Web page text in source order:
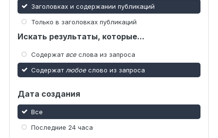
Заголовках и содержании публикаций
Только в заголовках публикаций
Искать результаты, которые...
Содержат все слова из запроса
Содержат любое слово из запроса
Дата создания
Все
Последние 24 часа